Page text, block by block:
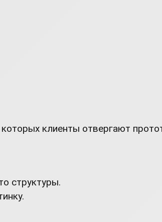
клиенты отвергают
структуры.